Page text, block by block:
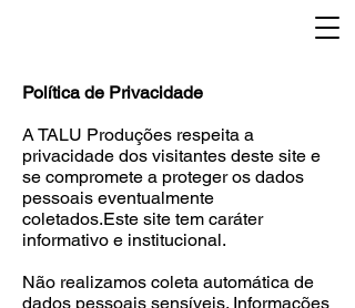
Política de Privacidade
A TALU Produções respeita a
privacidade dos visitantes deste site e
se compromete a proteger os dados
pessoais eventualmente
coletados.Este site tem caráter
informativo e institucional.
Não realizamos coleta automática de
dados pessoais sensíveis. Informações